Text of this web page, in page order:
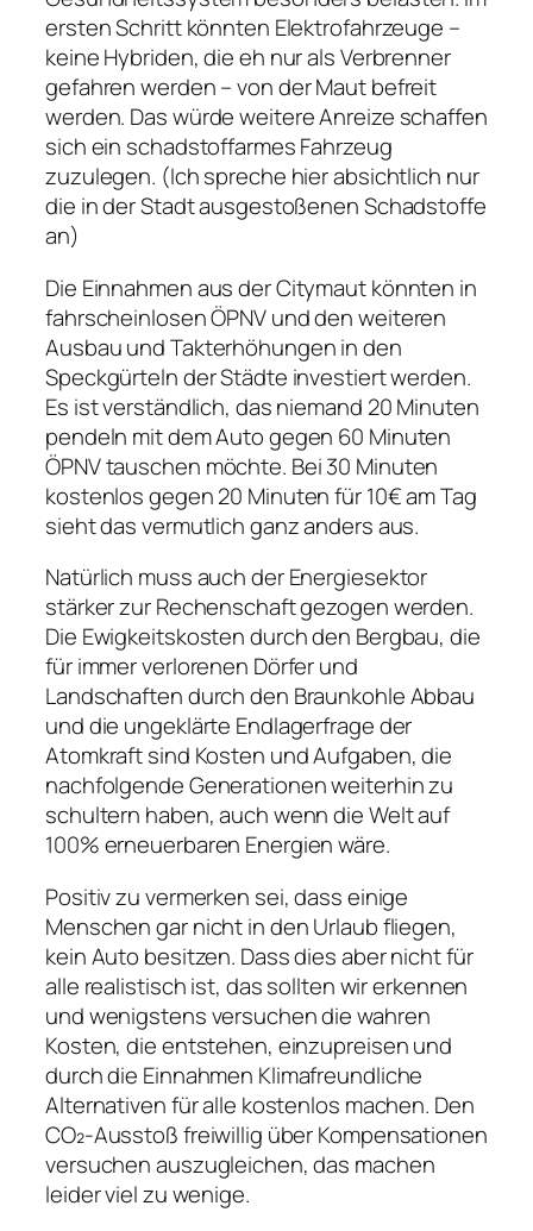
ersten Schritt könnten Elektrofahrzeuge –
keine Hybriden, die eh nur als Verbrenner
gefahren werden – von der Maut befreit
werden. Das würde weitere Anreize schaffen
sich ein schadstoffarmes Fahrzeug
zuzulegen. (Ich spreche hier absichtlich nur
die in der Stadt ausgestoßenen Schadstoffe
an)
Die Einnahmen aus der Citymaut könnten in
fahrscheinlosen ÖPNV und den weiteren
Ausbau und Takterhöhungen in den
Speckgürteln der Städte investiert werden.
Es ist verständlich, das niemand 20 Minuten
pendeln mit dem Auto gegen 60 Minuten
ÖPNV tauschen möchte. Bei 30 Minuten
kostenlos gegen 20 Minuten für 10€ am Tag
sieht das vermutlich ganz anders aus.
Natürlich muss auch der Energiesektor
stärker zur Rechenschaft gezogen werden.
Die Ewigkeitskosten durch den Bergbau, die
für immer verlorenen Dörfer und
Landschaften durch den Braunkohle Abbau
und die ungeklärte Endlagerfrage der
Atomkraft sind Kosten und Aufgaben, die
nachfolgende Generationen weiterhin zu
schultern haben, auch wenn die Welt auf
100% erneuerbaren Energien wäre.
Positiv zu vermerken sei, dass einige
Menschen gar nicht in den Urlaub fliegen,
kein Auto besitzen. Dass dies aber nicht für
alle realistisch ist, das sollten wir erkennen
und wenigstens versuchen die wahren
Kosten, die entstehen, einzupreisen und
durch die Einnahmen Klimafreundliche
Alternativen für alle kostenlos machen. Den
CO₂-Ausstoß freiwillig über Kompensationen
versuchen auszugleichen, das machen
leider viel zu wenige.